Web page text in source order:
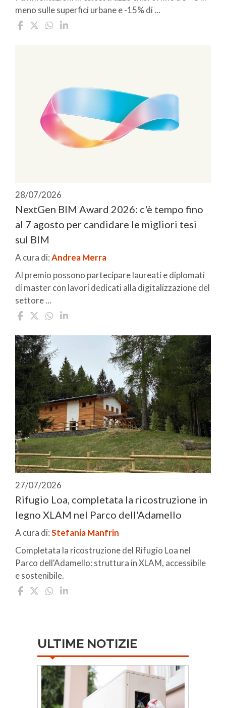
meno sulle superfici urbane e -15% di ...
28/07/2026
NextGen BIM Award 2026: c'è tempo fino
al 7 agosto per candidare le migliori tesi
sul BIM
A cura di:Andrea Merra
Al premio possono partecipare laureati e diplomati
di master con lavori dedicati alla digitalizzazione del
settore ...
27/07/2026
Rifugio Loa, completata la ricostruzione in
legno XLAM nel Parco dell'Adamello
A cura di:Stefania Manfrin
Completata la ricostruzione del Rifugio Loa nel
Parco dell'Adamello: struttura in XLAM, accessibile
e sostenibile.
ULTIME NOTIZIE